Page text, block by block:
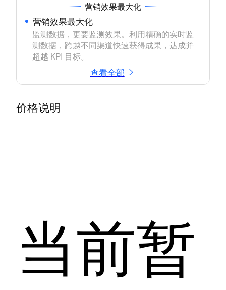
营销效果最大化
营销效果最大化
监测数据，更要监测效果。利用精确的实时监
测数据，跨越不同渠道快速获得成果，达成并
超越 KPI 目标。
查看全部
价格说明
当前暂